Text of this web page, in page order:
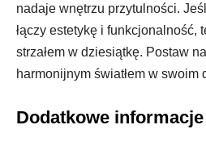
nadaje wnętrzu przytulności.
łączy estetykę i funkcjonalność,
strzałem w dziesiątkę. Postaw
harmonijnym światłem w swoim
Dodatkowe informacje